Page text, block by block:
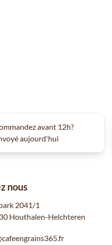
avant 12h?
aujourd'hui
nous
2041/1
Houthalen-Helchteren